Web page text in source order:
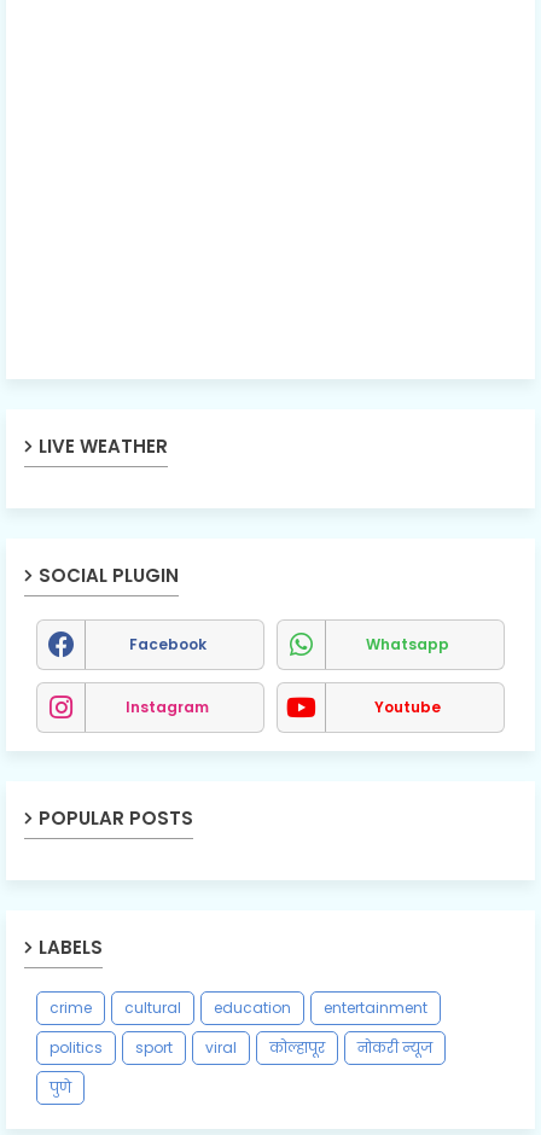
LIVE WEATHER
SOCIAL PLUGIN
Facebook Whatsapp
Instagram Youtube
POPULAR POSTS
LABELS
crime cultural education
entertainment
politics
sport viral कोल्हापूर
नोकरी न्यूज
पुणे